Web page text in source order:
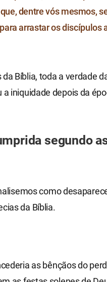
dentre vós mesmos,
arrastar os discípulos
Bíblia, toda a verdade
iniquidade depois da
segundo
como
da Bíblia.
as bênçãos do